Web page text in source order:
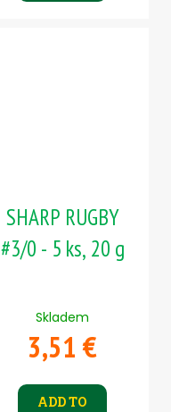
SHARP RUGBY
#3/0 - 5 ks, 20 g
Skladem
3,51 €
ADD TO